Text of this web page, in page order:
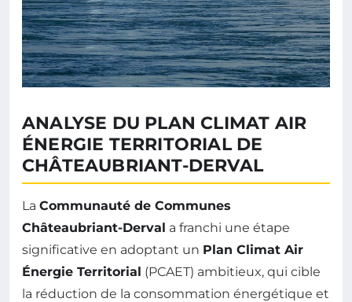
ANALYSE DU PLAN CLIMAT AIR
ÉNERGIE TERRITORIAL DE
CHÂTEAUBRIANT-DERVAL
La Communauté de Communes
Châteaubriant-Derval a franchi une étape
significative en adoptant un Plan Climat Air
Énergie Territorial (PCAET) ambitieux, qui cible
la réduction de la consommation énergétique et